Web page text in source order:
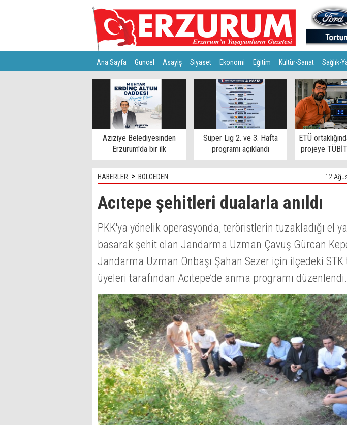
Ana Sayfa Guncel Asayiş Siyaset Ekonomi Eğitim Kültür-Sanat Sağlık-
Teknoloji
Aziziye Belediyesinden
Erzurum'da bir ilk
Süper Lig 2. ve 3. Hafta
programı açıklandı
ETÜ
projeye
HABERLER > BÖLGEDEN 12
Acıtepe şehitleri dualarla anıldı
PKK'ya yönelik operasyonda, teröristlerin tuzakladığı el
basarak şehit olan Jandarma Uzman Çavuş Gürcan
Jandarma Uzman Onbaşı Şahan Sezer için ilçedeki
üyeleri tarafından Acıtepe’de anma programı düzenlendi.